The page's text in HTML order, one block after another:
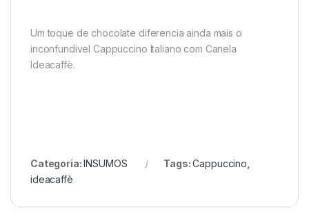
Um toque de chocolate diferencia ainda mais o
inconfundivel Cappuccino Italiano com Canela
Ideacaffè.
Categoria:INSUMOS Tags:Cappuccino
ideacaffè